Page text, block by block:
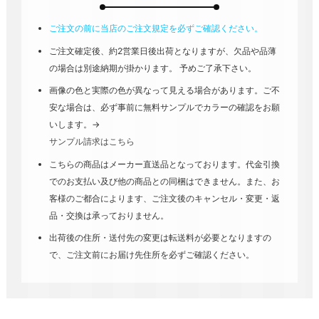
ご注文の前に当店のご注文規定を必ずご確認ください。
ご注文確定後、約2営業日後出荷となりますが、欠品や品薄
の場合は別途納期が掛かります。 予めご了承下さい。
画像の色と実際の色が異なって見える場合があります。ご不
安な場合は、必ず事前に無料サンプルでカラーの確認をお願
いします。→
サンプル請求はこちら
こちらの商品はメーカー直送品となっております。代金引換
でのお支払い及び他の商品との同梱はできません。また、お
客様のご都合によります、ご注文後のキャンセル・変更・返
品・交換は承っておりません。
出荷後の住所・送付先の変更は転送料が必要となりますの
で、ご注文前にお届け先住所を必ずご確認ください。